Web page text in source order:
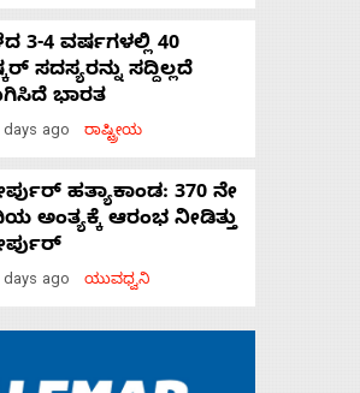
3-4 ವರ್ಷಗಳಲ್ಲಿ 40
ಸದಸ್ಯರನ್ನು ಸದ್ದಿಲ್ಲದೆ
ಭಾರತ
days ago ರಾಷ್ಟ್ರೀಯ
ಹತ್ಯಾಕಾಂಡ: 370 ನೇ
ಅಂತ್ಯಕ್ಕೆ ಆರಂಭ ನೀಡಿತ್ತು
days ago ಯುವಧ್ವನಿ